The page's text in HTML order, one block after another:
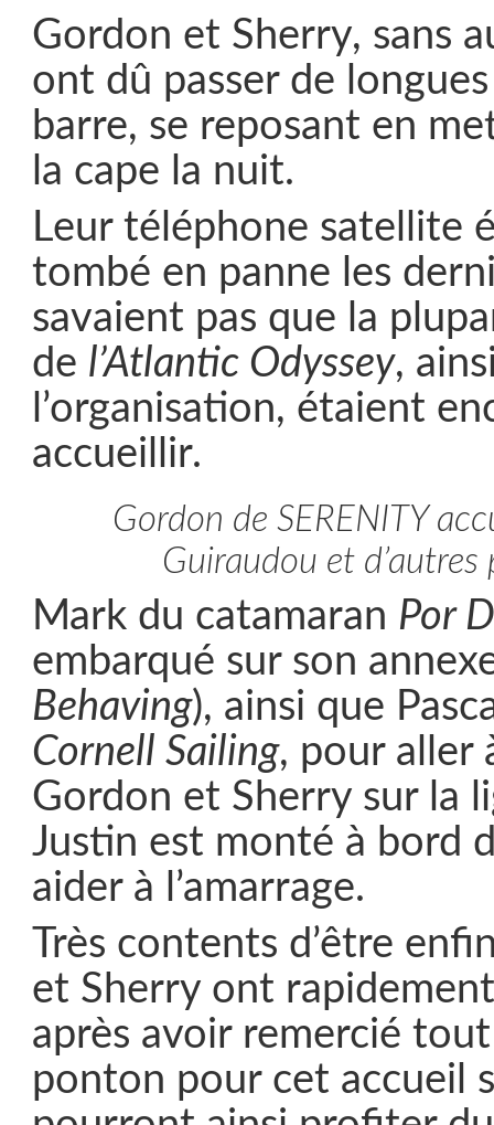
Gordon et Sherry, sans
ont dû passer de
barre, se reposant en
la cape la nuit.
Leur téléphone satellite
tombé en panne les
savaient pas que la
de l’Atlantic Odyssey,
l’organisation, étaient
accueillir.
Gordon de SERENITY
Guiraudou et
Mark du catamaran Por
embarqué sur son
Behaving), ainsi que
Cornell Sailing, pour aller
Gordon et Sherry sur la
Justin est monté à bord
aider à l’amarrage.
Très contents d’être
et Sherry ont
après avoir remercié
ponton pour cet accueil